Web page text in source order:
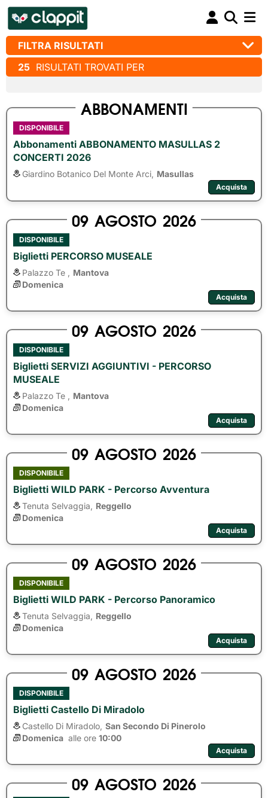
FILTRA RISULTATI
25 RISULTATI TROVATI PER
ABBONAMENTI
DISPONIBILE
Abbonamenti ABBONAMENTO MASULLAS 2
CONCERTI 2026
Giardino Botanico Del Monte Arci, Masullas
Acquista
09 AGOSTO 2026
DISPONIBILE
Biglietti PERCORSO MUSEALE
Palazzo Te ,
Mantova
Domenica
Acquista
09 AGOSTO 2026
DISPONIBILE
Biglietti SERVIZI AGGIUNTIVI - PERCORSO
MUSEALE
Palazzo Te ,
Mantova
Domenica
Acquista
09 AGOSTO 2026
DISPONIBILE
Biglietti WILD PARK - Percorso Avventura
Tenuta Selvaggia,
Reggello
Domenica
Acquista
09 AGOSTO 2026
DISPONIBILE
Biglietti WILD PARK - Percorso Panoramico
Tenuta Selvaggia,
Reggello
Domenica
Acquista
09 AGOSTO 2026
DISPONIBILE
Biglietti Castello Di Miradolo
Castello Di Miradolo, San Secondo Di Pinerolo
Domenica alle ore 10:00
Acquista
09 AGOSTO 2026